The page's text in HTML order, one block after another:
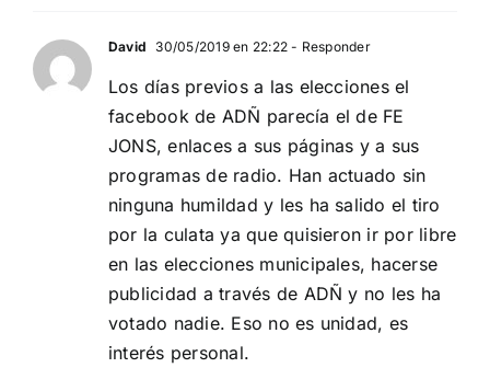
David 30/05/2019 en 22:22 - Responder
Los días previos a las elecciones el
facebook de ADÑ parecía el de FE
JONS, enlaces a sus páginas y a sus
programas de radio. Han actuado sin
ninguna humildad y les ha salido el tiro
por la culata ya que quisieron ir por libre
en las elecciones municipales, hacerse
publicidad a través de ADÑ y no les ha
votado nadie. Eso no es unidad, es
interés personal.